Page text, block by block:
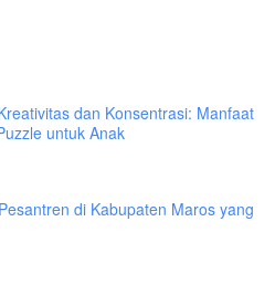
dan Konsentrasi: Manfaat
untuk Anak
di Kabupaten Maros yang